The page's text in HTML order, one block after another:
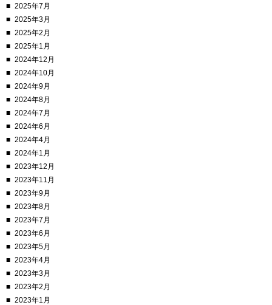
2025年7月
2025年3月
2025年2月
2025年1月
2024年12月
2024年10月
2024年9月
2024年8月
2024年7月
2024年6月
2024年4月
2024年1月
2023年12月
2023年11月
2023年9月
2023年8月
2023年7月
2023年6月
2023年5月
2023年4月
2023年3月
2023年2月
2023年1月